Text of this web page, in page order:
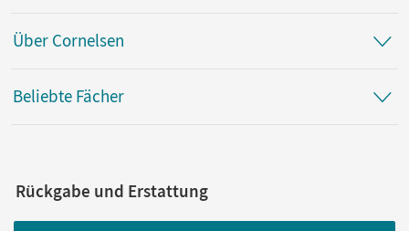
Über Cornelsen
Beliebte Fächer
Rückgabe und Erstattung